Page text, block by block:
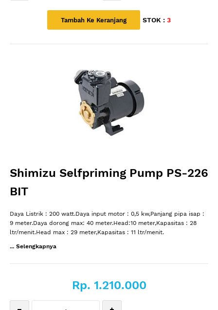
STOK : 3
Shimizu Selfpriming Pump PS-226
BIT
Daya Listrik : 200 watt.Daya input motor : 0,5 kw,Panjang pipa isap :
9 meter.Daya dorong max: 40 meter.Head:10 meter,Kapasitas : 28
ltr/menit.Head max : 29 meter,Kapasitas : 11 ltr/menit.
... Selengkapnya
Rp. 1.210.000